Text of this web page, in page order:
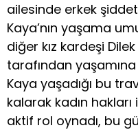
ailesinde erkek
Kaya’nın yaşama
diğer kız kardeşi
tarafından
Kaya yaşadığı bu
kalarak kadın
aktif rol oynadı, bu